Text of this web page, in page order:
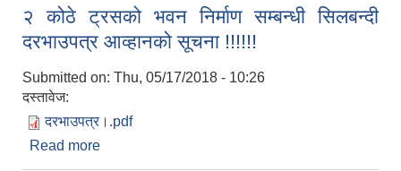
२ कोठे ट्रसको भवन निर्माण सम्बन्धी सिलबन्दी
दरभाउपत्र आव्हानको सूचना !!!!!!
Submitted on: Thu, 05/17/2018 - 10:26
दस्तावेज:
दरभाउपत्र।.pdf
Read more